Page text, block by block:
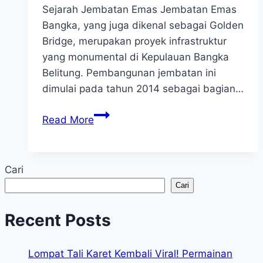
Sejarah Jembatan Emas Jembatan Emas
Bangka, yang juga dikenal sebagai Golden
Bridge, merupakan proyek infrastruktur
yang monumental di Kepulauan Bangka
Belitung. Pembangunan jembatan ini
dimulai pada tahun 2014 sebagai bagian…
Read MoreJembatan
Modern
Yang
Dan
Cari
Cari
Recent Posts
Lompat Tali Karet Kembali Viral! Permainan